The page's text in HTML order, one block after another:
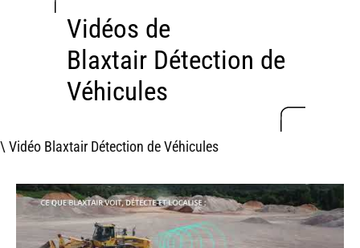
Vidéos de
Blaxtair Détection de
Véhicules
\ Vidéo Blaxtair Détection de Véhicules